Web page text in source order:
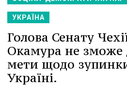
УКРАЇНА
Голова Сенату
Окамура не зможе
мети щодо
Україні.